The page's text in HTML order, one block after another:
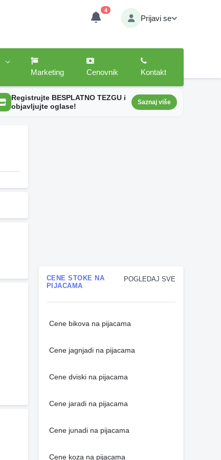
4
Prijavi se
Marketing
Cenovnik Kontakt
Registrujte BESPLATNO TEZGU i
objavljujte oglase!
Saznaj više
POGLEDAJ SVE
CENE STOKE NA
PIJACAMA
Cene bikova na pijacama
Cene jagnjadi na pijacama
Cene dviski na pijacama
Cene jaradi na pijacama
Cene junadi na pijacama
Cene koza na pijacama